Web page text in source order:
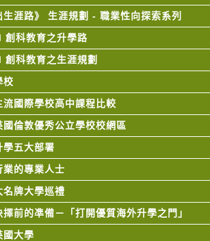
生涯路》 生涯規劃 - 職業性向探索系列
創科教育之升學路
創科教育之生涯規劃
校
流國際學校高中課程比較
國倫敦優秀公立學校校網區
學五大部署
業的專業人士
名牌大學巡禮
擇前的凖備－「打開優質海外升學之門」
國大學